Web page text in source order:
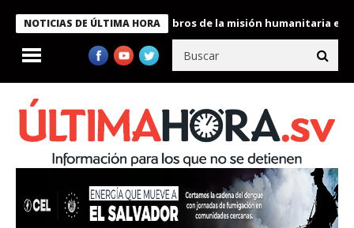
NOTICIAS DE ÚLTIMA HORA
Bukele condecora a miembros de la misión humanitaria